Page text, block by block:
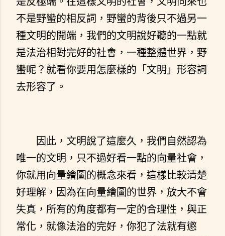
不是野蠻的相反詞，野蠻的背後只不過另一
種文明的開端，我們的文明說好聽的一點就
是法治相對完好的社會，一種整體世界，野
蠻呢？就看你要用怎麼樣的「文明」形容詞
去形容了。
因此，文明說了這麼久，我們自然認為
唯一的文明，只不過好看一點的向量社會，
你就用向量繪圖的概念來看，這樣比較清楚
好理解，因為在向量繪圖的世界，放大不會
失真，所有的角度都有一定的合理性，與正
常化，就像法治的完好，你犯了法就有懲